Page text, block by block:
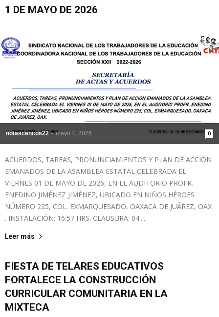
1 DE MAYO DE 2026
notascencos22 - mayo 4, 2026 0
ACUERDOS, TAREAS, PRONUNCIAMIENTOS Y PLAN DE ACCIÓN
EMANADOS DE LA ASAMBLEA ESTATAL CELEBRADA EL
VIERNES 01 DE MAYO DE 2026, EN EL AUDITORIO PROFR.
ENEDINO JIMÉNEZ JIMÉNEZ, UBICADO EN NIÑOS HÉROES
NÚMERO 225, COL. EXMARQUESADO, OAXACA DE JUÁREZ, OAX
. INSTALACIÓN: 16:57 HRS. CLAUSURA: 04:...
Leer más
FIESTA DE TELARES EDUCATIVOS
FORTALECE LA CONSTRUCCIÓN
CURRICULAR COMUNITARIA EN LA
MIXTECA